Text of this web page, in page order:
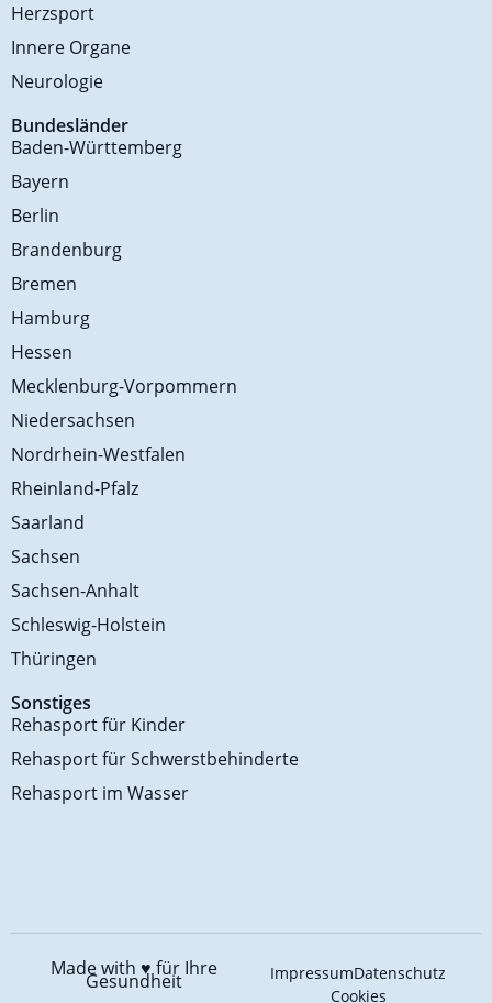
Herzsport
Innere Organe
Neurologie
Bundesländer
Baden-Württemberg
Bayern
Berlin
Brandenburg
Bremen
Hamburg
Hessen
Mecklenburg-Vorpommern
Niedersachsen
Nordrhein-Westfalen
Rheinland-Pfalz
Saarland
Sachsen
Sachsen-Anhalt
Schleswig-Holstein
Thüringen
Sonstiges
Rehasport für Kinder
Rehasport für Schwerstbehinderte
Rehasport im Wasser
Made with ♥️für Ihre
Gesundheit ImpressumDatenschutz
Cookies